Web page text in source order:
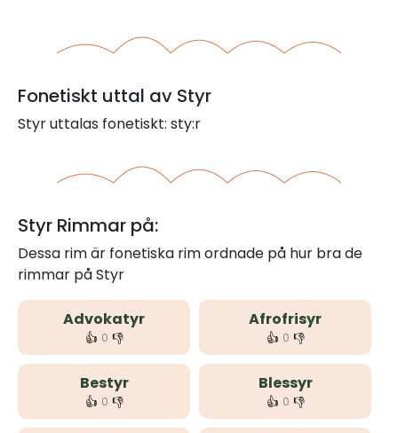
Fonetiskt uttal av Styr
Styr uttalas fonetiskt: sty:r
Styr Rimmar på:
Dessa rim är fonetiska rim ordnade på hur bra de
rimmar på Styr
Advokatyr
👍 0 👎
Afrofrisyr
👍 0 👎
Bestyr
👍 0 👎
Blessyr
👍 0 👎